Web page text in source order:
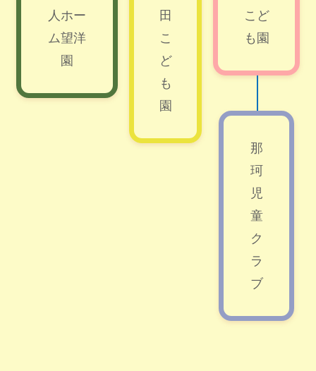
人ホー
ム望洋
園
田
こ
ど
も
園
こど
も園
那
珂
児
童
ク
ラ
ブ